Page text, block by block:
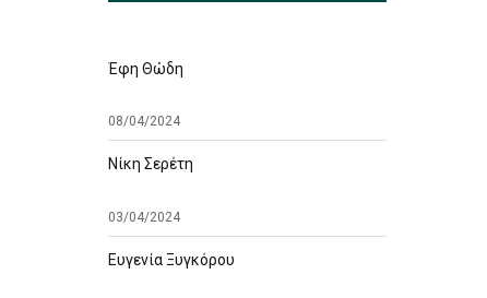
Έφη Θώδη
08/04/2024
Νίκη Σερέτη
03/04/2024
Ευγενία Ξυγκόρου